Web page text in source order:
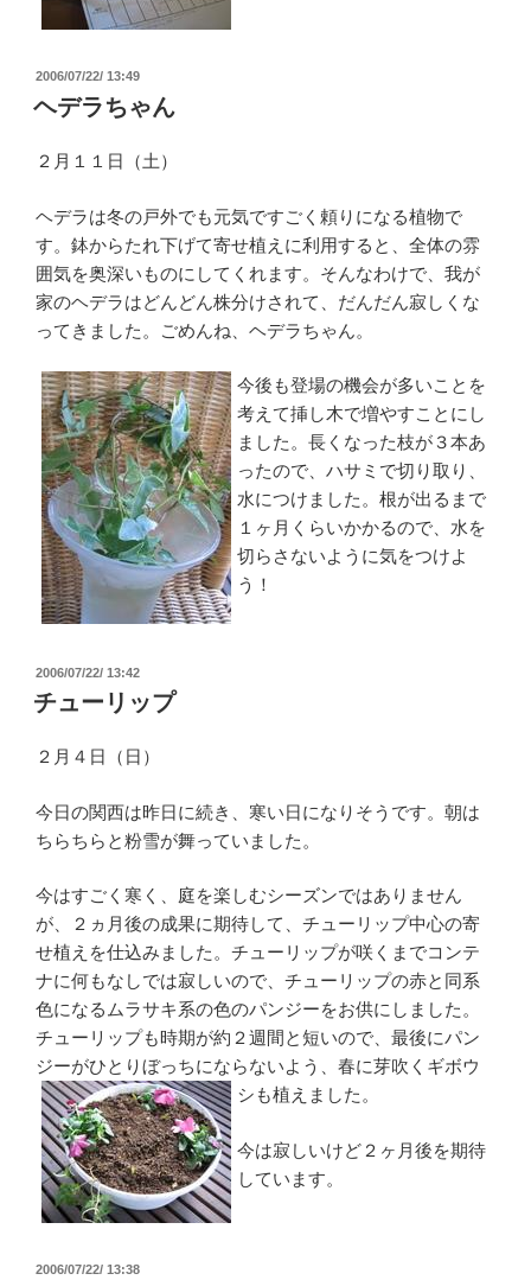
投
2006/07/22/ 13:49
ヘデラちゃん
２月１１日（土）
ヘデラは冬の戸外でも元気ですごく頼りになる植物で
す。鉢からたれ下げて寄せ植えに利用すると、全体の雰
囲気を奥深いものにしてくれます。そんなわけで、我が
家のヘデラはどんどん株分けされて、だんだん寂しくな
ってきました。ごめんね、ヘデラちゃん。
今後も登場の機会が多いことを
考えて挿し木で増やすことにし
ました。長くなった枝が３本あ
ったので、ハサミで切り取り、
水につけました。根が出るまで
１ヶ月くらいかかるので、水を
切らさないように気をつけよ
う！
投
稿
日:
2006/07/22/ 13:42
チューリップ
２月４日（日）
今日の関西は昨日に続き、寒い日になりそうです。朝は
ちらちらと粉雪が舞っていました。
今はすごく寒く、庭を楽しむシーズンではありません
が、２ヵ月後の成果に期待して、チューリップ中心の寄
せ植えを仕込みました。チューリップが咲くまでコンテ
ナに何もなしでは寂しいので、チューリップの赤と同系
色になるムラサキ系の色のパンジーをお供にしました。
チューリップも時期が約２週間と短いので、最後にパン
ジーがひとりぼっちにならないよう、春に芽吹くギボウ
シも植え ました。
今は寂しいけど２ヶ月後を期待
しています。
投
2006/07/22/ 13:38